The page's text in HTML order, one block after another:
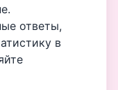
ответы,
в